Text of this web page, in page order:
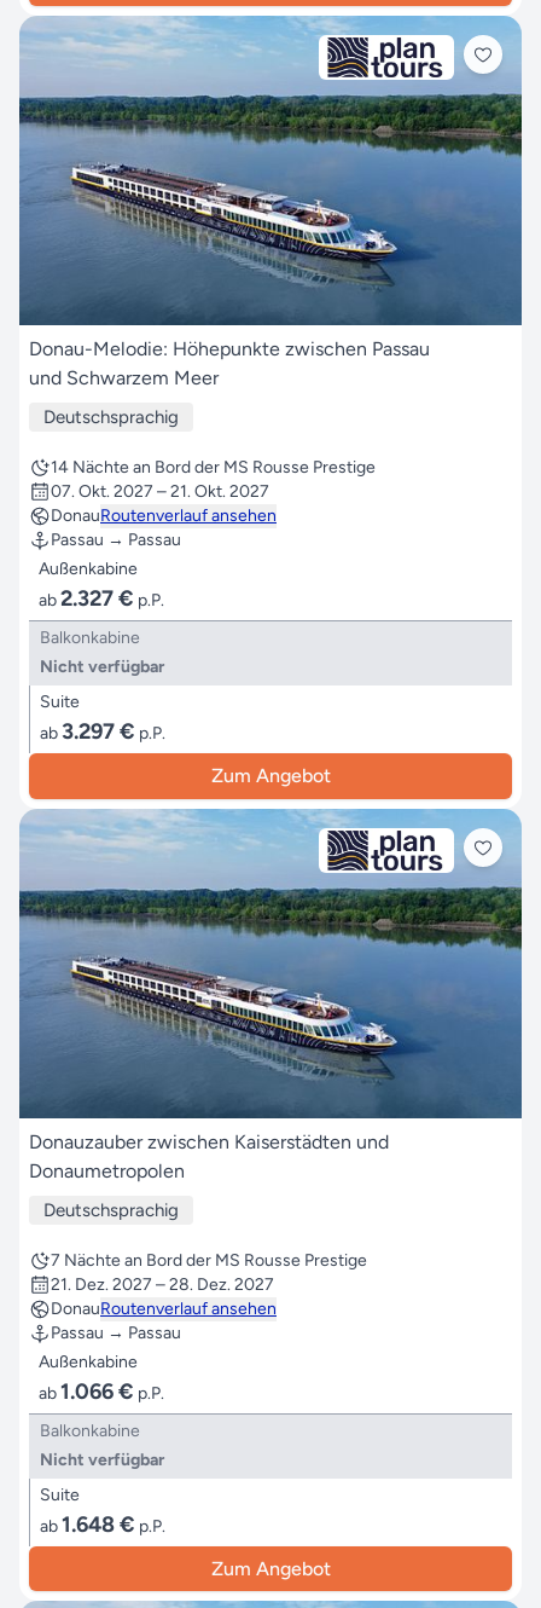
Donau-Melodie: Höhepunkte zwischen Passau
und Schwarzem Meer
Deutschsprachig
14 Nächte an Bord der MS Rousse Prestige
07. Okt. 2027 – 21. Okt. 2027
DonauRoutenverlauf ansehen
Passau → Passau
Außenkabine
ab2.327 € p.P.
Balkonkabine
Nicht verfügbar
Suite
ab 3.297 € p.P.
Zum Angebot
Donauzauber zwischen Kaiserstädten und
Donaumetropolen
Deutschsprachig
7 Nächte an Bord der MS Rousse Prestige
21. Dez. 2027 – 28. Dez. 2027
DonauRoutenverlauf ansehen
Passau → Passau
Außenkabine
ab1.066 € p.P.
Balkonkabine
Nicht verfügbar
Suite
ab1.648 € p.P.
Zum Angebot